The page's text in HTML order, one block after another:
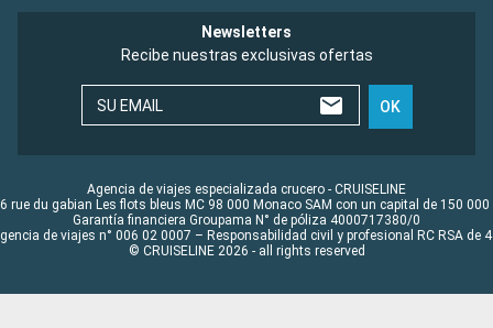
Newsletters
Recibe nuestras exclusivas ofertas
SU EMAIL OK
Agencia de viajes especializada crucero - CRUISELINE
rue du gabian Les flots bleus MC 98 000 Monaco SAM con un capital de 150 000
Garantía financiera Groupama N° de póliza 4000717380/0
de viajes n° 006 02 0007 – Responsabilidad civil y profesional RC RSA de
© CRUISELINE 2026 - all rights reserved